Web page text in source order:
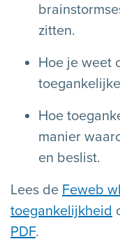
zitten.
Hoe je weet
Hoe
manier
en beslist.
Lees de Feweb
toegankelijkheid
PDF.